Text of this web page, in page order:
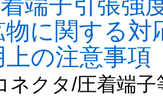
物に関する
上の注意事項
ネクタ/圧着端